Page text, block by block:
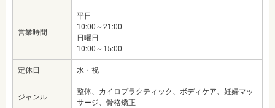
営業時間
平日
10:00～21:00
日曜日
10:00～15:00
定休日 水・祝
ジャンル
整体、カイロプラクティック、ボディケア、妊婦マッ
サージ、骨格矯正